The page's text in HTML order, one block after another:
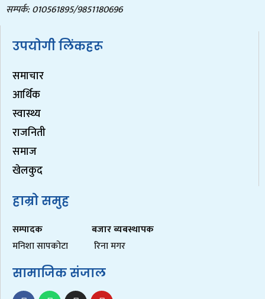
सम्पर्क: 010561895/9851180696
उपयोगी लिंकहरू
समाचार
आर्थिक
स्वास्थ्य
राजनिती
समाज
खेलकुद
हाम्रो समुह
सम्पादक
मनिशा सापकोटा
बजार ब्यबस्थापक
रिना मगर
सामाजिक संजाल